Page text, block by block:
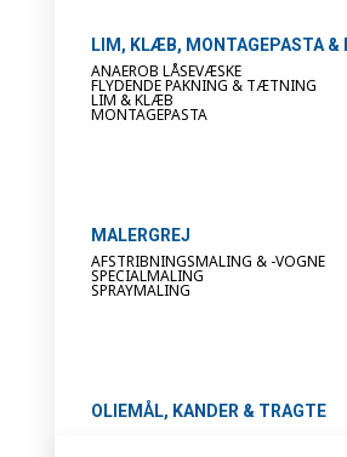
LIM, KLÆB, MONTAGEPASTA &
ANAEROB LÅSEVÆSKE
FLYDENDE PAKNING & TÆTNING
LIM & KLÆB
MONTAGEPASTA
MALERGREJ
AFSTRIBNINGSMALING & -VOGNE
SPECIALMALING
SPRAYMALING
OLIEMÅL, KANDER & TRAGTE